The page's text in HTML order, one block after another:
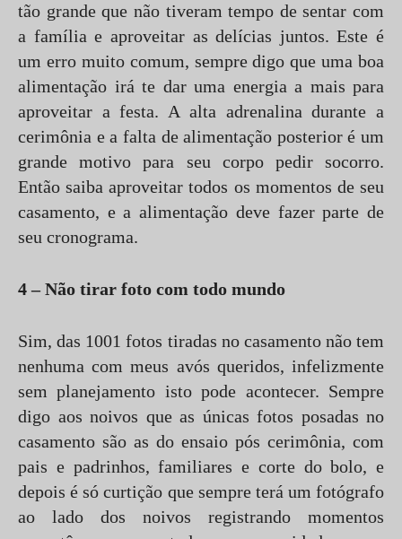
tão grande que não tiveram tempo de sentar com
a família e aproveitar as delícias juntos. Este é
um erro muito comum, sempre digo que uma boa
alimentação irá te dar uma energia a mais para
aproveitar a festa. A alta adrenalina durante a
cerimônia e a falta de alimentação posterior é um
grande motivo para seu corpo pedir socorro.
Então saiba aproveitar todos os momentos de seu
casamento, e a alimentação deve fazer parte de
seu cronograma.
4 – Não tirar foto com todo mundo
Sim, das 1001 fotos tiradas no casamento não tem
nenhuma com meus avós queridos, infelizmente
sem planejamento isto pode acontecer. Sempre
digo aos noivos que as únicas fotos posadas no
casamento são as do ensaio pós cerimônia, com
pais e padrinhos, familiares e corte do bolo, e
depois é só curtição que sempre terá um fotógrafo
ao lado dos noivos registrando momentos